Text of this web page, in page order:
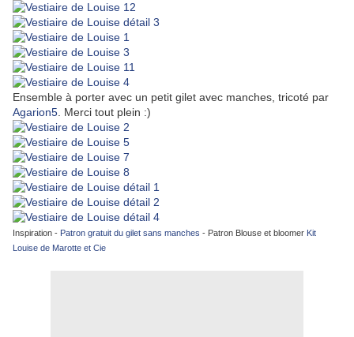
Ensemble à porter avec un petit gilet avec manches, tricoté par
Agarion5 . Merci tout plein :)
Inspiration - Patron gratuit du gilet sans manches - Patron Blouse et bloomer Kit
Louise de Marotte et Cie